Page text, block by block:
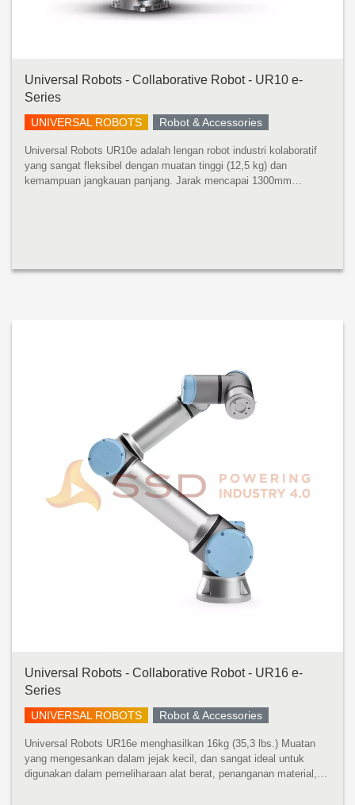
Universal Robots - Collaborative Robot - UR10 e-
Series
UNIVERSAL ROBOTS Robot & Accessories
Universal Robots UR10e adalah lengan robot industri kolaboratif
yang sangat fleksibel dengan muatan tinggi (12,5 kg) dan
kemampuan jangkauan panjang. Jarak mencapai 1300mm
Universal Robots - Collaborative Robot - UR16 e-
Series
UNIVERSAL ROBOTS Robot & Accessories
Universal Robots UR16e menghasilkan 16kg (35,3 lbs.) Muatan
yang mengesankan dalam jejak kecil, dan sangat ideal untuk
digunakan dalam pemeliharaan alat berat, penanganan material,